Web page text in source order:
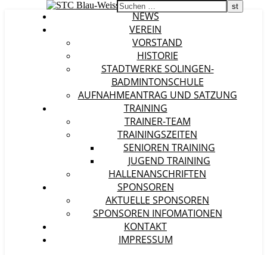
NEWS
VEREIN
VORSTAND
HISTORIE
STADTWERKE SOLINGEN-
BADMINTONSCHULE
AUFNAHMEANTRAG UND SATZUNG
TRAINING
TRAINER-TEAM
TRAININGSZEITEN
SENIOREN TRAINING
JUGEND TRAINING
HALLENANSCHRIFTEN
SPONSOREN
AKTUELLE SPONSOREN
SPONSOREN INFOMATIONEN
KONTAKT
IMPRESSUM